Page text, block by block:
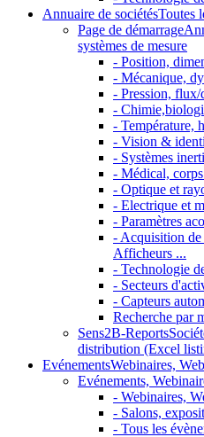
Annuaire de sociétésToutes
Page de démarrage
systèmes de mesure
- Position,
- Mécanique,
- Pression, flux/
-
- Température,
- Vision &
- Systèmes
- Médical,
- Optique et
- Electrique et
- Paramètres
- Acquisition de
Afficheurs ...
- Technologie
- Secteurs
- Capteurs
Recherche par
Sens2B-Reports
distribution (Excel
EvénementsWebinaires,
Evénements,
- Webinaires,
- Salons,
- Tous les